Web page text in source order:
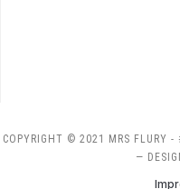
COPYRIGHT © 2021 MRS FLURY -
—